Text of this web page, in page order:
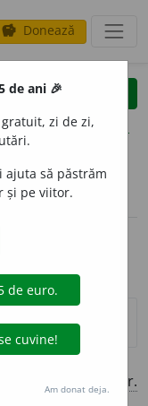
savings Donează
clear
opțiuni
fr.
de ani 🎉
zi de zi,
ajuta să păstrăm
și pe viitor.
Am donat deja.